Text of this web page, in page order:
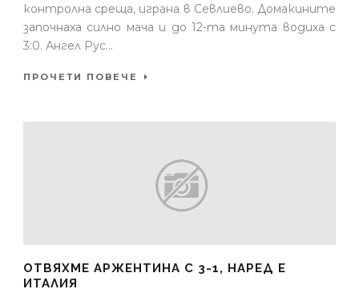
контролна среща, играна в Севлиево. Домакините
започнаха силно мача и до 12-та минута водиха с
3:0. Ангел Рус...
ПРОЧЕТИ ПОВЕЧЕ
ОТВЯХМЕ АРЖЕНТИНА С 3-1, НАРЕД Е
ИТАЛИЯ